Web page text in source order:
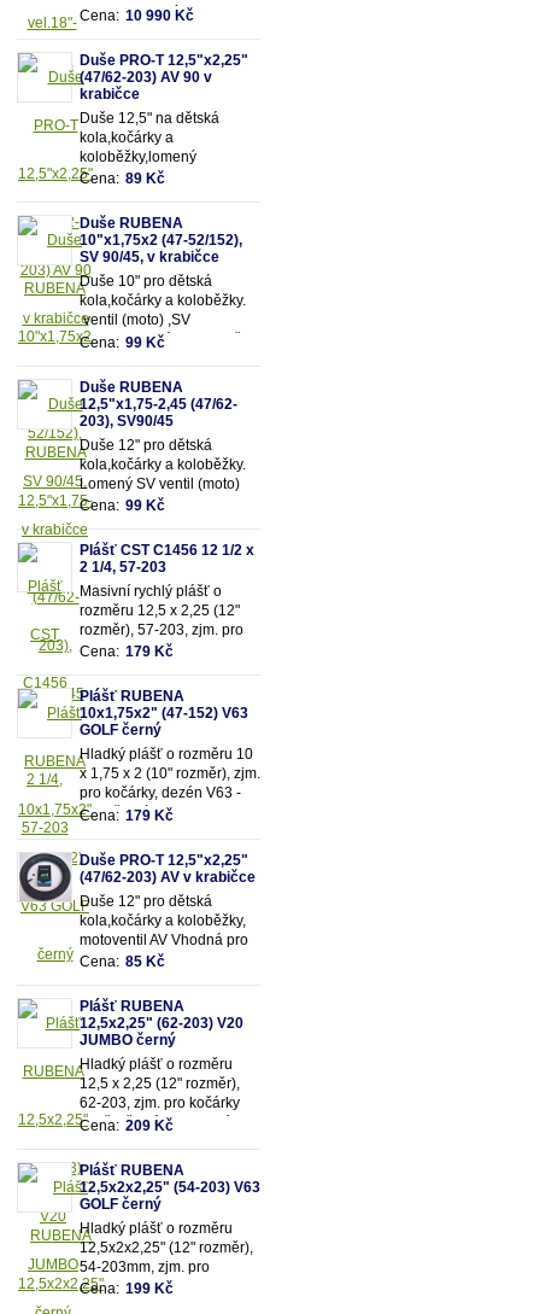
olejovou vidlicí SUNTOUR
převody
Cena: 10 990 Kč
Duše PRO-T 12,5"x2,25"
(47/62-203) AV 90 v
krabičce
Duše 12,5" na dětská
kola,kočárky a
koloběžky,lomený
motoventil AV90 - pro
Vhodná pro rozměry pláště
12,5"x2,25" (resp.47/62-
203mm)
Cena: 89 Kč
Duše RUBENA
10"x1,75x2 (47-52/152),
SV 90/45, v krabičce
Duše 10" pro dětská
kola,kočárky a koloběžky.
ventil (moto) ,SV
90/90.Vhodná pro rozměry
52/152mm)
Cena: 99 Kč
Duše RUBENA
12,5"x1,75-2,45 (47/62-
203), SV90/45
Duše 12" pro dětská
kola,kočárky a koloběžky.
Lomený SV ventil (moto)
90/45. Vhodná pro rozměry
2,45 (resp. 47/62-203mm)
Cena: 99 Kč
Plášť CST C1456 12 1/2 x
2 1/4, 57-203
Masivní rychlý plášť o
rozměru 12,5 x 2,25 (12"
rozměr), 57-203, zjm. pro
kočárky popř. dětská kola
Cena: 179 Kč
Plášť RUBENA
10x1,75x2" (47-152) V63
GOLF černý
Hladký plášť o rozměru 10
x 1,75 x 2 (10" rozměr), zjm.
pro kočárky, dezén V63 -
Golf, černý.
Cena: 179 Kč
Duše PRO-T 12,5"x2,25"
(47/62-203) AV v krabičce
Duše 12" pro dětská
kola,kočárky a koloběžky,
motoventil AV Vhodná pro
rozměry pláště 12,5"x2,25"
Cena: 85 Kč
Plášť RUBENA
12,5x2,25" (62-203) V20
JUMBO černý
Hladký plášť o rozměru
12,5 x 2,25 (12" rozměr),
62-203, zjm. pro kočárky
popř. dětská kola, dezén
Cena: 209 Kč
Plášť RUBENA
12,5x2x2,25" (54-203) V63
GOLF černý
Hladký plášť o rozměru
12,5x2x2,25" (12" rozměr),
54-203mm, zjm. pro
kočárky popř. dětská kola,
Cena: 199 Kč